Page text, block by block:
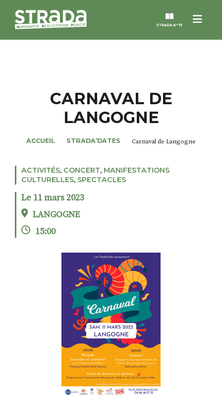
Menu
STRADA N°73
MAGAZINES
NOS THÈMES
ALTER STRADA
RECHERCHER
S'ABONNER
S'INSCRIRE À LA NEWSLETTER
FACEBOOKINSTAGRAM
LINKEDINYOUTUBE
CARNAVAL DE
LANGOGNE
ACCUEIL STRADA’DATES Carnaval de Langogne
ACTIVITÉS, CONCERT, MANIFESTATIONS
CULTURELLES, SPECTACLES
Le 11 mars 2023
LANGOGNE
15:00